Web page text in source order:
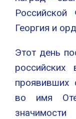
Российской
Георгия и
Этот день
проявивших
во имя